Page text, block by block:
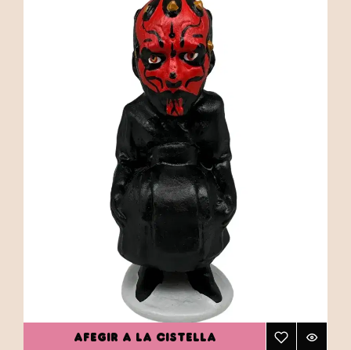
AFEGIR A LA CISTELLA